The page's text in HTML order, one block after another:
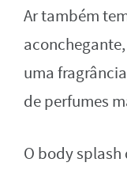
Ar também
uma
de perfumes
O body